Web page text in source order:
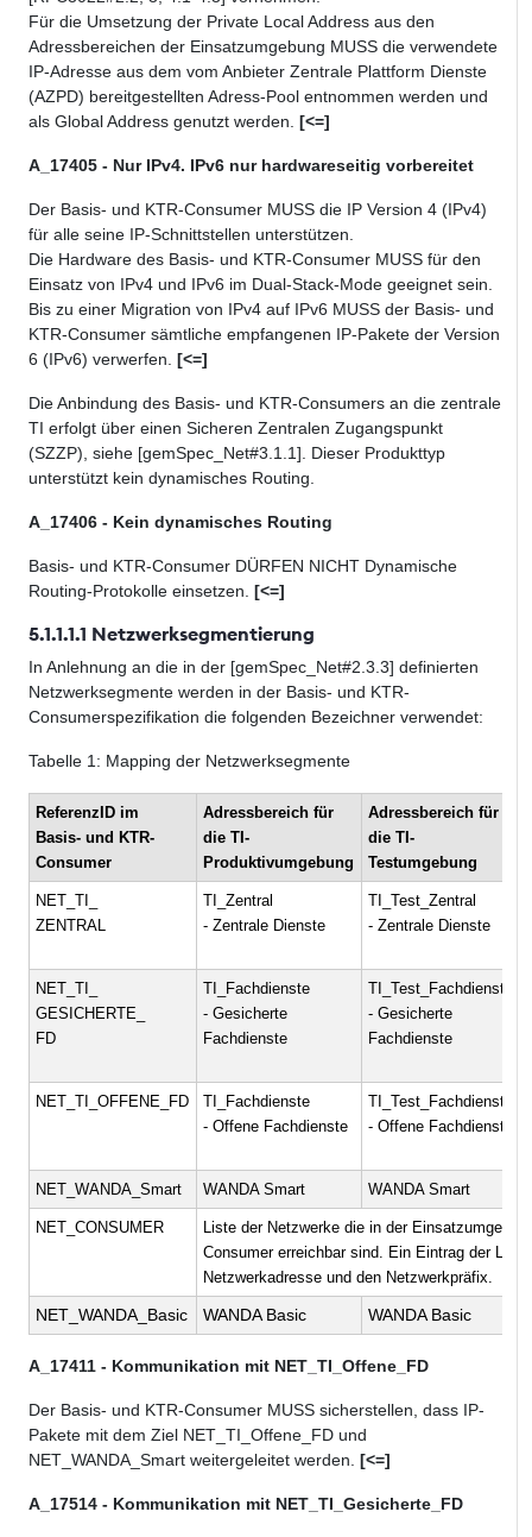
Für die Umsetzung der Private Local Address aus den
Adressbereichen der Einsatzumgebung MUSS die verwendete
IP-Adresse aus dem vom Anbieter Zentrale Plattform Dienste
(AZPD) bereitgestellten Adress-Pool entnommen werden und
als Global Address genutzt werden. [<=]
A_17405 - Nur IPv4. IPv6 nur hardwareseitig vorbereitet
Der Basis- und KTR-Consumer MUSS die IP Version 4 (IPv4)
für alle seine IP-Schnittstellen unterstützen.
Die Hardware des Basis- und KTR-Consumer MUSS für den
Einsatz von IPv4 und IPv6 im Dual-Stack-Mode geeignet sein.
Bis zu einer Migration von IPv4 auf IPv6 MUSS der Basis- und
KTR-Consumer sämtliche empfangenen IP-Pakete der Version
6 (IPv6) verwerfen. [<=]
Die Anbindung des Basis- und KTR-Consumers an die zentrale
TI erfolgt über einen Sicheren Zentralen Zugangspunkt
(SZZP), siehe [gemSpec_Net#3.1.1]. Dieser Produkttyp
unterstützt kein dynamisches Routing.
A_17406 - Kein dynamisches Routing
Basis- und KTR-Consumer DÜRFEN NICHT Dynamische
Routing-Protokolle einsetzen. [<=]
5.1.1.1.1 Netzwerksegmentierung
In Anlehnung an die in der [gemSpec_Net#2.3.3] definierten
Netzwerksegmente werden in der Basis- und KTR-
Consumerspezifikation die folgenden Bezeichner verwendet:
Tabelle 1: Mapping der Netzwerksegmente
ReferenzID im
Basis- und KTR-
Consumer
Adressbereich für
die TI-
Produktivumgebung
Adressbereich für
die TI-
Testumgebung
NET_TI_
ZENTRAL
TI_Zentral
- Zentrale Dienste
TI_Test_Zentral
- Zentrale Dienste
NET_TI_
GESICHERTE_
FD
TI_Fachdienste
- Gesicherte
Fachdienste
TI_Test_Fachdienste
- Gesicherte
Fachdienste
NET_TI_OFFENE_FD
TI_Fachdienste
- Offene Fachdienste
TI_Test_Fachdienste
- Offene Fachdienste
NET_WANDA_Smart WANDA Smart WANDA Smart
NET_CONSUMER
Liste der Netzwerke die in der
Consumer erreichbar sind. Ein Eintrag der
Netzwerkadresse und den Netzwerkpräfix.
NET_WANDA_Basic WANDA Basic WANDA Basic
A_17411 - Kommunikation mit NET_TI_Offene_FD
Der Basis- und KTR-Consumer MUSS sicherstellen, dass IP-
Pakete mit dem Ziel NET_TI_Offene_FD und
NET_WANDA_Smart weitergeleitet werden. [<=]
A_17514 - Kommunikation mit NET_TI_Gesicherte_FD